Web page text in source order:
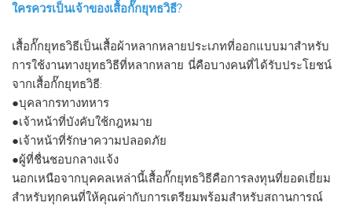
ใครควรเป็นเจ้าของเสื้อกั๊กยุทธวิธี?
เสื้อกั๊กยุทธวิธีเป็นเสื้อผ้าหลากหลายประเภทที่ออกแบบมาสำหรับ
การใช้งานทางยุทธวิธีที่หลากหลาย นี่คือบางคนที่ได้รับประโยชน์
จากเสื้อกั๊กยุทธวิธี:
●บุคลากรทางทหาร
●เจ้าหน้าที่บังคับใช้กฎหมาย
●เจ้าหน้าที่รักษาความปลอดภัย
●ผู้ที่ชื่นชอบกลางแจ้ง
นอกเหนือจากบุคคลเหล่านี้เสื้อกั๊กยุทธวิธีคือการลงทุนที่ยอดเยี่ยม
สำหรับทุกคนที่ให้คุณค่ากับการเตรียมพร้อมสำหรับสถานการณ์